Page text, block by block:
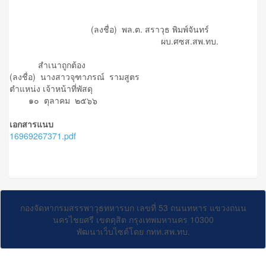
(ลงชื่อ) พล.ต. สราวุธ พิมพ์จันทร์
ผบ.ศซส.สพ.ทบ.
สำเนาถูกต้อง
(ลงชื่อ) นางสาวจุฑาภรณ์ รามสูตร
ตำแหน่ง เจ้าหน้าที่พัสดุ
๑๐ ตุลาคม ๒๕๖๖
เอกสารแนบ
16969267371.pdf
กองจัดหากรมสรรพาวุธทหารบก เลขที่ 53 ถนนทหาร แขวงถนน
นครไชยศรี เขตดุสิต กรุงเทพมหานคร 10300
พัฒนาเว็บไซต์โดย กทท.สพ.ทบ.